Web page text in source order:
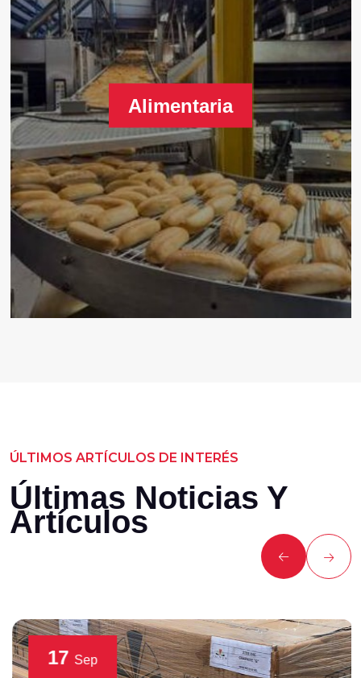
Alimentaria
ÚLTIMOS ARTÍCULOS DE INTERÉS
Últimas Noticias Y
Artículos
17 Sep